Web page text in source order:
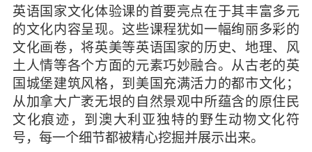
英语国家文化体验课的首要亮点在于其丰富多元
的文化内容呈现。这些课程犹如一幅绚丽多彩的
文化画卷，将英美等英语国家的历史、地理、风
土人情等各个方面的元素巧妙融合。从古老的英
国城堡建筑风格，到美国充满活力的都市文化；
从加拿大广袤无垠的自然景观中所蕴含的原住民
文化痕迹，到澳大利亚独特的野生动物文化符
号，每一个细节都被精心挖掘并展示出来。